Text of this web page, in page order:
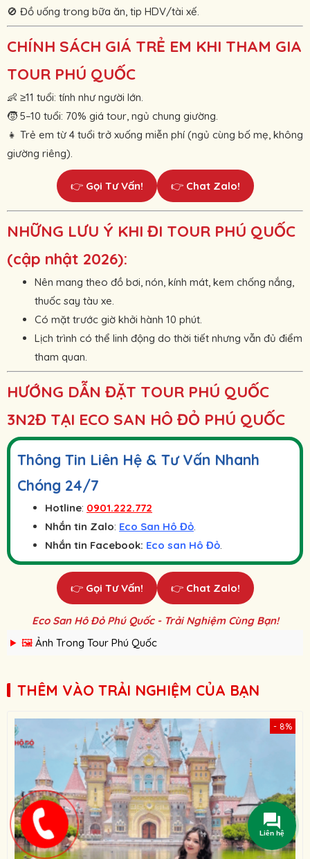
🚫 Đồ uống trong bữa ăn, tip HDV/tài xế.
CHÍNH SÁCH GIÁ TRẺ EM KHI THAM GIA
TOUR PHÚ QUỐC
👶 ≥11 tuổi: tính như người lớn.
🧒 5–10 tuổi: 70% giá tour, ngủ chung giường.
👧 Trẻ em từ 4 tuổi trở xuống miễn phí (ngủ cùng bố mẹ, không
giường riêng).
👉 Gọi Tư Vấn! 👉 Chat Zalo!
NHỮNG LƯU Ý KHI ĐI TOUR PHÚ QUỐC
(cập nhật 2026):
Nên mang theo đồ bơi, nón, kính mát, kem chống nắng,
thuốc say tàu xe.
Có mặt trước giờ khởi hành 10 phút.
Lịch trình có thể linh động do thời tiết nhưng vẫn đủ điểm
tham quan.
HƯỚNG DẪN ĐẶT TOUR PHÚ QUỐC
3N2Đ TẠI ECO SAN HÔ ĐỎ PHÚ QUỐC
Thông Tin Liên Hệ & Tư Vấn Nhanh
Chóng 24/7
Hotline: 0901.222.772
Nhắn tin Zalo: Eco San Hô Đỏ.
Nhắn tin Facebook: Eco san Hô Đỏ.
👉 Gọi Tư Vấn! 👉 Chat Zalo!
Eco San Hô Đỏ Phú Quốc - Trải Nghiệm Cùng Bạn!
🖼️Ảnh Trong Tour Phú Quốc
THÊM VÀO TRẢI NGHIỆM CỦA BẠN
- 8%
Liên hệ